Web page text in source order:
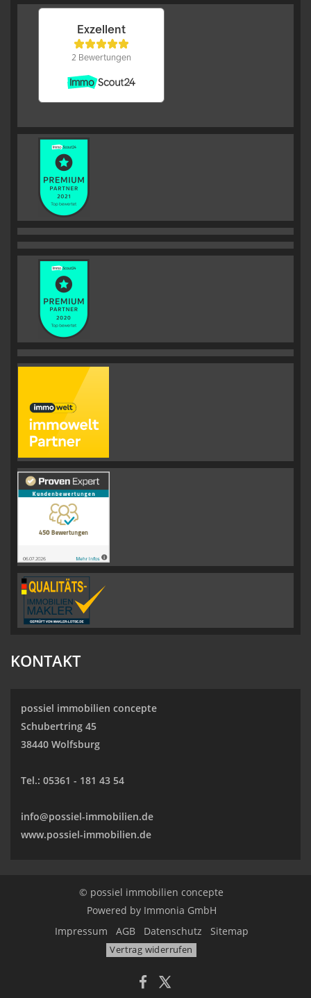
KONTAKT
possiel immobilien concepte
Schubertring 45
38440 Wolfsburg
Tel.: 05361 - 181 43 54
info@possiel-immobilien.de
www.possiel-immobilien.de
© possiel immobilien concepte
Powered by Immonia GmbH
Impressum
AGB Datenschutz Sitemap
Vertrag widerrufen